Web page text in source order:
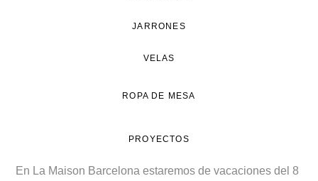
JARRONES
VELAS
ROPA DE MESA
PROYECTOS
En La Maison Barcelona estaremos de vacaciones del 8